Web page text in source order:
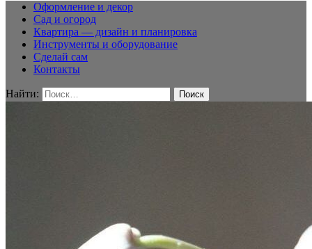
Оформление и декор
Сад и огород
Квартира — дизайн и планировка
Инструменты и оборудование
Сделай сам
Контакты
Найти: